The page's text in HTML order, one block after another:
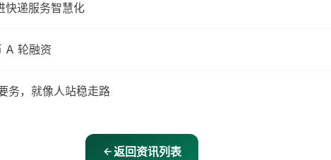
快递服务智慧化
A 轮融资
务，就像人站稳走路
返回资讯列表